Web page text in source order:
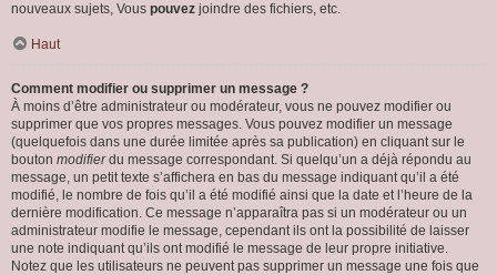
nouveaux sujets, Vous pouvez joindre des fichiers, etc.
Haut
Comment modifier ou supprimer un message ?
À moins d’être administrateur ou modérateur, vous ne pouvez modifier ou
supprimer que vos propres messages. Vous pouvez modifier un message
(quelquefois dans une durée limitée après sa publication) en cliquant sur le
bouton modifierdu message correspondant. Si quelqu’un a déjà répondu au
message, un petit texte s’affichera en bas du message indiquant qu’il a été
modifié, le nombre de fois qu’il a été modifié ainsi que la date et l’heure de la
dernière modification. Ce message n’apparaîtra pas si un modérateur ou un
administrateur modifie le message, cependant ils ont la possibilité de laisser
une note indiquant qu’ils ont modifié le message de leur propre initiative.
Notez que les utilisateurs ne peuvent pas supprimer un message une fois que